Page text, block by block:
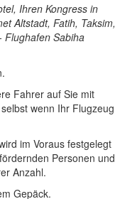
Ihren Kongress in
Altstadt, Fatih, Taksim,
Flughafen Sabiha
Fahrer auf Sie mit
wenn Ihr Flugzeug
im Voraus festgelegt
Personen und
Anzahl.
Gepäck.